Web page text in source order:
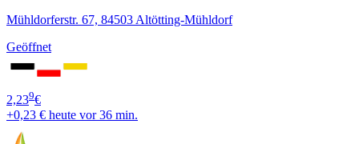
Mühldorferstr. 67, 84503 Altötting-Mühldorf
Geöffnet
2,239€
+0,23 € heute vor 36 min.